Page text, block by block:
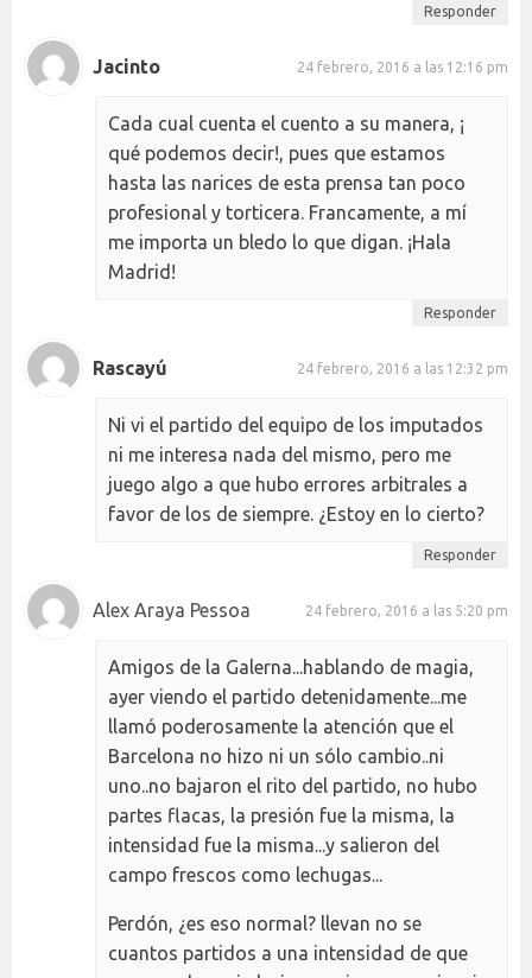
Responder
Jacinto 24 febrero, 2016 a las 12:16 pm
Cada cual cuenta el cuento a su manera, ¡
qué podemos decir!, pues que estamos
hasta las narices de esta prensa tan poco
profesional y torticera. Francamente, a mí
me importa un bledo lo que digan. ¡Hala
Madrid!
Responder
Rascayú 24 febrero, 2016 a las 12:32 pm
Ni vi el partido del equipo de los imputados
ni me interesa nada del mismo, pero me
juego algo a que hubo errores arbitrales a
favor de los de siempre. ¿Estoy en lo cierto?
Responder
Alex Araya Pessoa 24 febrero, 2016 a las 5:20 pm
Amigos de la Galerna...hablando de magia,
ayer viendo el partido detenidamente...me
llamó poderosamente la atención que el
Barcelona no hizo ni un sólo cambio..ni
uno..no bajaron el rito del partido, no hubo
partes flacas, la presión fue la misma, la
intensidad fue la misma...y salieron del
campo frescos como lechugas...
Perdón, ¿es eso normal? llevan no se
cuantos partidos a una intensidad de que